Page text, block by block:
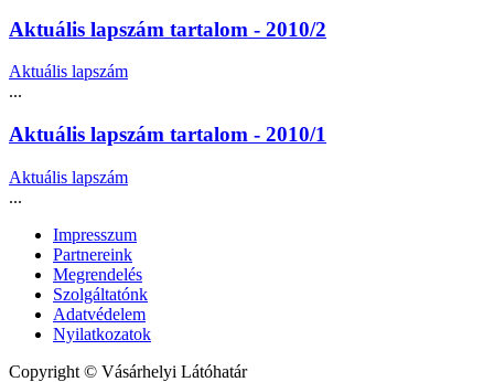
Aktuális lapszám tartalom - 2010/2
Aktuális lapszám
...
Aktuális lapszám tartalom - 2010/1
Aktuális lapszám
...
Impresszum
Partnereink
Megrendelés
Szolgáltatónk
Adatvédelem
Nyilatkozatok
Copyright © Vásárhelyi Látóhatár